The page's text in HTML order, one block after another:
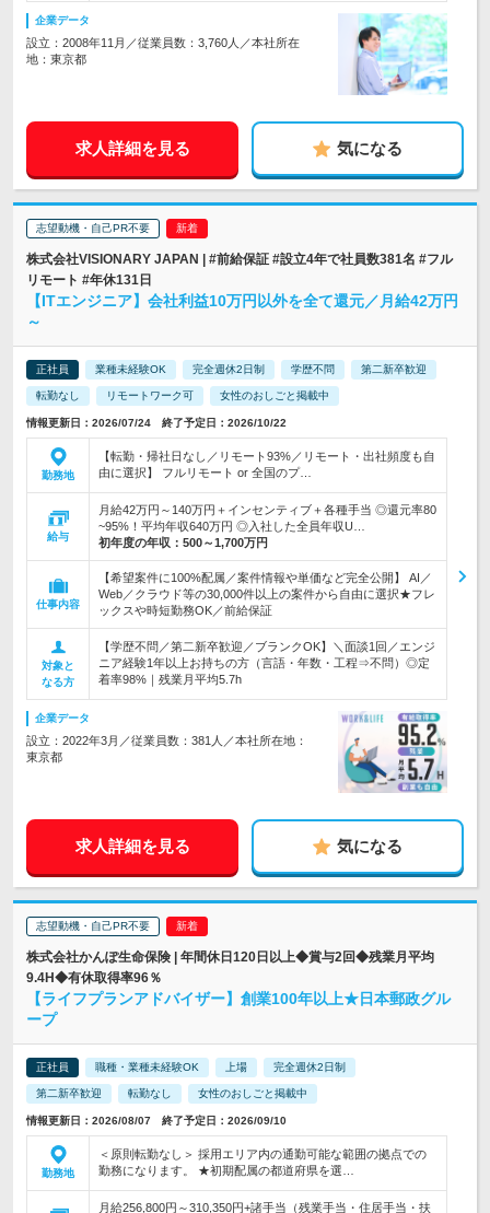
企業データ
設立：2008年11月／従業員数：3,760人／本社所在
地：東京都
求人詳細を見る 気になる
志望動機・自己PR不要
株式会社VISIONARY JAPAN | #前給保証 #設立4年で社員数381名 #フル
リモート #年休131日
【ITエンジニア】会社利益10万円以外を全て還元／月給42万円
～
正社員 業種未経験OK 完全週休2日制 学歴不問 第二新卒歓迎
転勤なし リモートワーク可 女性のおしごと掲載中
情報更新日：2026/07/24 終了予定日：2026/10/22
勤務地
【転勤・帰社日なし／リモート93%／リモート・出社頻度も自
由に選択】 フルリモート or 全国のプ…
給与
月給42万円～140万円＋インセンティブ＋各種手当 ◎還元率80
~95%！平均年収640万円 ◎入社した全員年収U…
初年度の年収： 500～1,700万円
仕事内容
【希望案件に100%配属／案件情報や単価など完全公開】 AI／
Web／クラウド等の30,000件以上の案件から自由に選択★フレ
ックスや時短勤務OK／前給保証
対象と
なる方
【学歴不問／第二新卒歓迎／ブランクOK】＼面談1回／エンジ
ニア経験1年以上お持ちの方（言語・年数・工程⇒不問）◎定
着率98%｜残業月平均5.7h
企業データ
設立：2022年3月／従業員数：381人／本社所在地：
東京都
求人詳細を見る 気になる
志望動機・自己PR不要
株式会社かんぽ生命保険 | 年間休日120日以上◆賞与2回◆残業月平均
9.4H◆有休取得率96％
【ライフプランアドバイザー】創業100年以上★日本郵政グル
ープ
正社員 職種・業種未経験OK 上場 完全週休2日制
第二新卒歓迎 転勤なし 女性のおしごと掲載中
情報更新日：2026/08/07 終了予定日：2026/09/10
勤務地
＜原則転勤なし＞ 採用エリア内の通勤可能な範囲の拠点での
勤務になります。 ★初期配属の都道府県を選…
月給256,800円～310,350円+諸手当（残業手当・住居手当・扶